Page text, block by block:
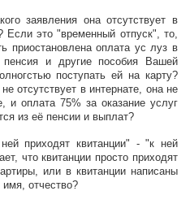
заявления она отсутствует в
Если это "временный отпуск", то,
приостановлена оплата ус луз в
пенсия и другие пособия Вашей
поступать ей на карту?
отсутствует в интернате, она не
и оплата 75% за оказание услуг
из её пенсии и выплат?
приходят квитанции" - "к ней
что квитанции просто приходят
или в квитанции написаны
отчество?